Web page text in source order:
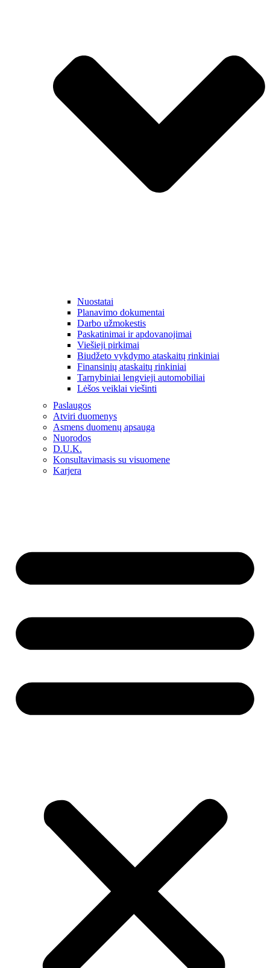
Nuostatai
Planavimo dokumentai
Darbo užmokestis
Paskatinimai ir apdovanojimai
Viešieji pirkimai
Biudžeto vykdymo ataskaitų rinkiniai
Finansinių ataskaitų rinkiniai
Tarnybiniai lengvieji automobiliai
Lėšos veiklai viešinti
Paslaugos
Atviri duomenys
Asmens duomenų apsauga
Nuorodos
D.U.K.
Konsultavimasis su visuomene
Karjera